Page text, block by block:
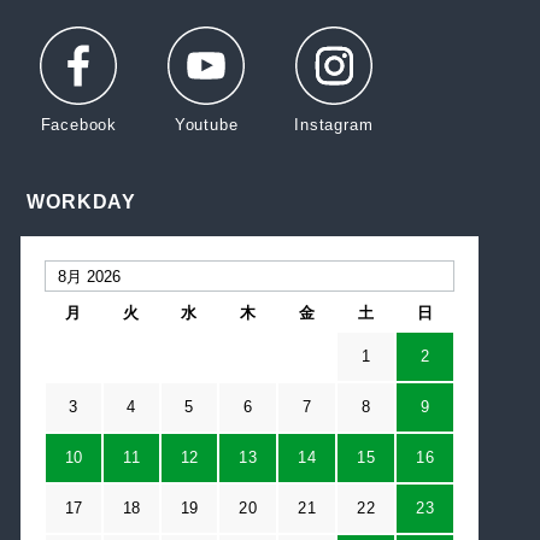
WORKDAY
月 火 水 木 金 土 日
1 2
3 4 5 6 7 8 9
10 11 12 13 14 15 16
17 18 19 20 21 22 23